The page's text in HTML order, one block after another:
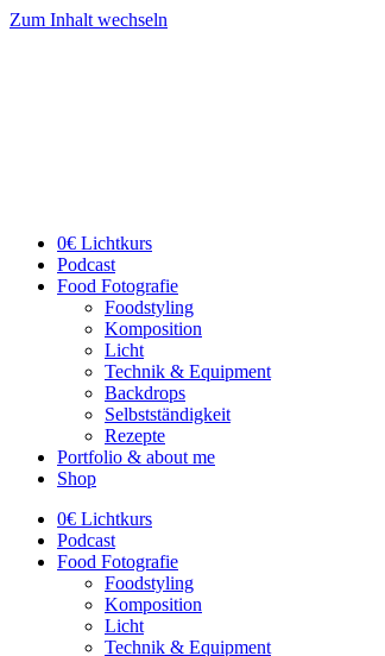
Zum Inhalt wechseln
0€ Lichtkurs
Podcast
Food Fotografie
Foodstyling
Komposition
Licht
Technik & Equipment
Backdrops
Selbstständigkeit
Rezepte
Portfolio & about me
Shop
0€ Lichtkurs
Podcast
Food Fotografie
Foodstyling
Komposition
Licht
Technik & Equipment